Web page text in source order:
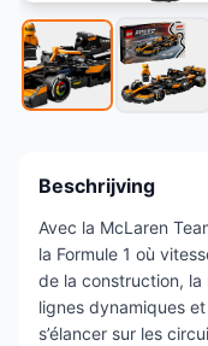
Beschrijving
Avec la McLaren
la Formule 1 où
de la construction,
lignes dynamiques
s’élancer sur les